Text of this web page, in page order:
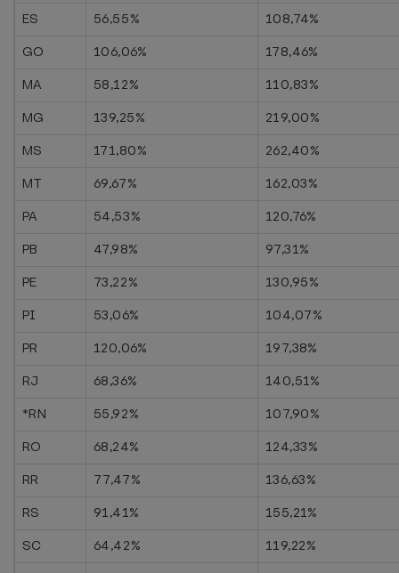
ES 56,55%
108,74%
GO
106,06%
178,46%
MA
58,12%
110,83%
MG
139,25%
219,00%
MS
171,80%
262,40%
MT
69,67%
162,03%
PA
54,53%
120,76%
PB
47,98%
97,31%
PE
73,22%
130,95%
PI
53,06%
104,07%
PR
120,06%
197,38%
RJ
68,36%
140,51%
*RN
55,92%
107,90%
RO
68,24%
124,33%
RR
77,47%
136,63%
RS
91,41%
155,21%
SC
64,42%
119,22%